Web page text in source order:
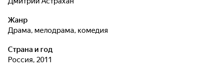
Жанр
драма, мелодрама, комедия
Страна и год
Россия, 2011